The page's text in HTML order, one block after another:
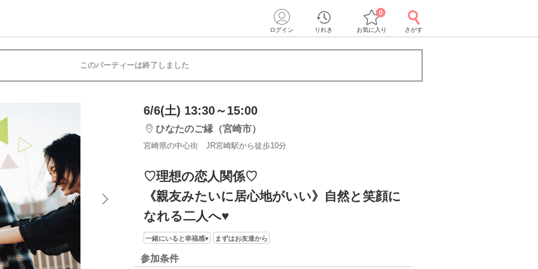
ログイン りれき お気に入り
0
さがす
このパーティーは終了しました
6/6(土) 13:30～15:00
ひなたのご縁（宮崎市）
宮崎県の中心街 JR宮崎駅から徒歩10分
♡理想の恋人関係♡
《親友みたいに居心地がいい》自然と笑顔に
なれる二人へ♥
一緒にいると幸福感♥ まずはお友達から
参加条件